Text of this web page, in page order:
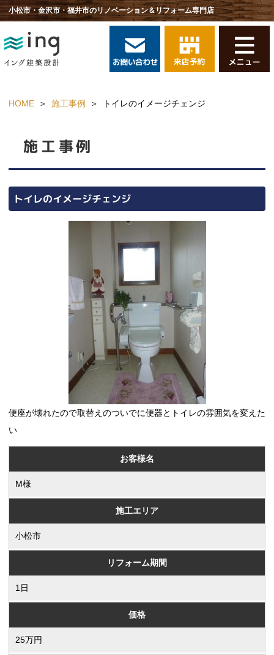
小松市・金沢市・福井市のリノベーション＆リフォーム専門店
HOME 施工事例 トイレのイメージチェンジ
施工事例
トイレのイメージチェンジ
便座が壊れたので取替えのついでに便器とトイレの雰囲気を変えた
い
お客様名
M様
施工エリア
小松市
リフォーム期間
1日
価格
25万円